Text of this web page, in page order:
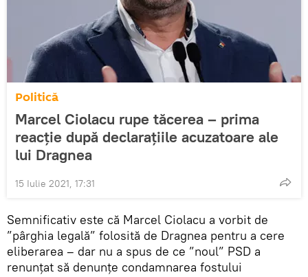
Politică
Marcel Ciolacu rupe tăcerea – prima
reacție după declarațiile acuzatoare ale
lui Dragnea
15 Iulie 2021, 17:31
Semnificativ este că Marcel Ciolacu a vorbit de
”pârghia legală” folosită de Dragnea pentru a cere
eliberarea – dar nu a spus de ce ”noul” PSD a
renunțat să denunțe condamnarea fostului